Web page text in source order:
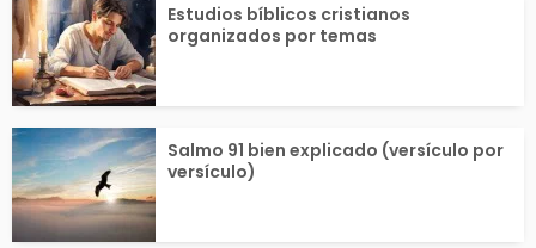
Estudios bíblicos cristianos
organizados por temas
Salmo 91 bien explicado (versículo por
versículo)